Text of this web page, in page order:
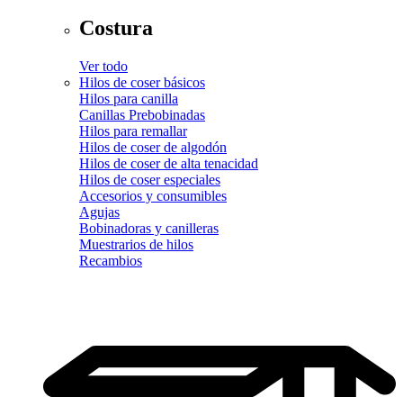
Costura
Ver todo
Hilos de coser básicos
Hilos para canilla
Canillas Prebobinadas
Hilos para remallar
Hilos de coser de algodón
Hilos de coser de alta tenacidad
Hilos de coser especiales
Accesorios y consumibles
Agujas
Bobinadoras y canilleras
Muestrarios de hilos
Recambios